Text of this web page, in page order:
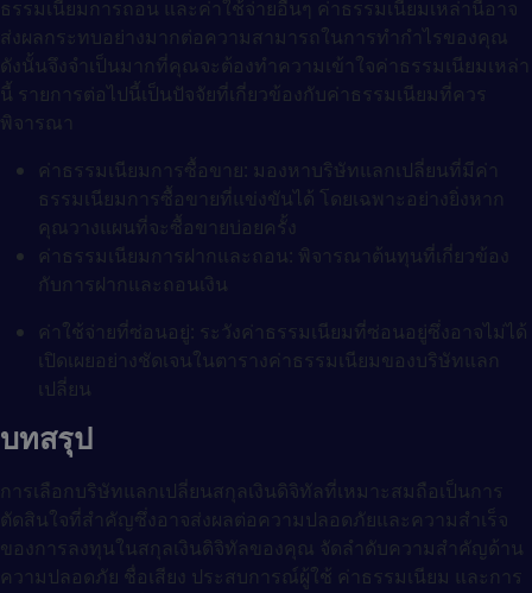
ธรรมเนียมการถอน และค่าใช้จ่ายอื่นๆ ค่าธรรมเนียมเหล่านี้อาจ
ส่งผลกระทบอย่างมากต่อความสามารถในการทำกำไรของคุณ
ดังนั้นจึงจำเป็นมากที่คุณจะต้องทำความเข้าใจค่าธรรมเนียมเหล่า
นี้ รายการต่อไปนี้เป็นปัจจัยที่เกี่ยวข้องกับค่าธรรมเนียมที่ควร
พิจารณา
ค่าธรรมเนียมการซื้อขาย: มองหาบริษัทแลกเปลี่ยนที่มีค่า
ธรรมเนียมการซื้อขายที่แข่งขันได้ โดยเฉพาะอย่างยิ่งหาก
คุณวางแผนที่จะซื้อขายบ่อยครั้ง
ค่าธรรมเนียมการฝากและถอน: พิจารณาต้นทุนที่เกี่ยวข้อง
กับการฝากและถอนเงิน
ค่าใช้จ่ายที่ซ่อนอยู่: ระวังค่าธรรมเนียมที่ซ่อนอยู่ซึ่งอาจไม่ได้
เปิดเผยอย่างชัดเจนในตารางค่าธรรมเนียมของบริษัทแลก
เปลี่ยน
บทสรุป
การเลือกบริษัทแลกเปลี่ยนสกุลเงินดิจิทัลที่เหมาะสมถือเป็นการ
ตัดสินใจที่สำคัญซึ่งอาจส่งผลต่อความปลอดภัยและความสำเร็จ
ของการลงทุนในสกุลเงินดิจิทัลของคุณ จัดลำดับความสำคัญด้าน
ความปลอดภัย ชื่อเสียง ประสบการณ์ผู้ใช้ ค่าธรรมเนียม และการ